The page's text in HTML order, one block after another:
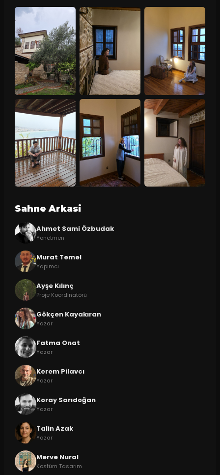
Sahne Arkasi
Ahmet Sami Özbudak
Yönetmen
Murat Temel
Yapımcı
Ayşe Kılınç
Proje Koordinatörü
Gökçen Kayakıran
Yazar
Fatma Onat
Yazar
Kerem Pilavcı
Yazar
Koray Sarıdoğan
Yazar
Talin Azak
Yazar
Merve Nural
Kostüm Tasarım